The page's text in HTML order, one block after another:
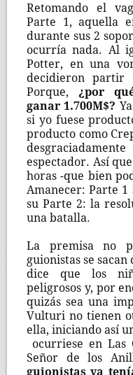
Retomando el
Parte 1, aquella
durante sus 2
ocurría nada. Al
Potter, en una
decidieron partir
Porque, ¿por
ganar 1.700M$?
si yo fuese
producto como
espectador. Así
horas -que bien
Amanecer: Parte 1
su Parte 2: la
una batalla.
La premisa no
guionistas se
dice que los
peligrosos y, por
quizás sea una
Vulturi no tienen
ella, iniciando así
ocurriese en Las
Señor de los
guionistas ya